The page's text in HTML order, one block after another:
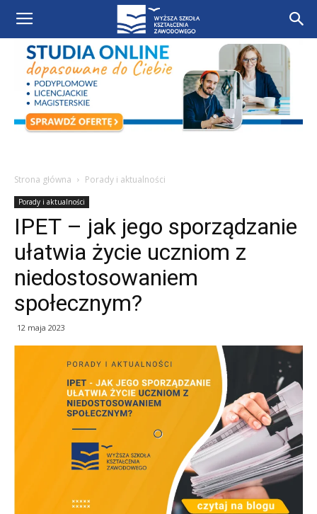
Strona główna Porady i aktualności
Porady i aktualności
IPET – jak jego sporządzanie
ułatwia życie uczniom z
niedostosowaniem
społecznym?
12 maja 2023